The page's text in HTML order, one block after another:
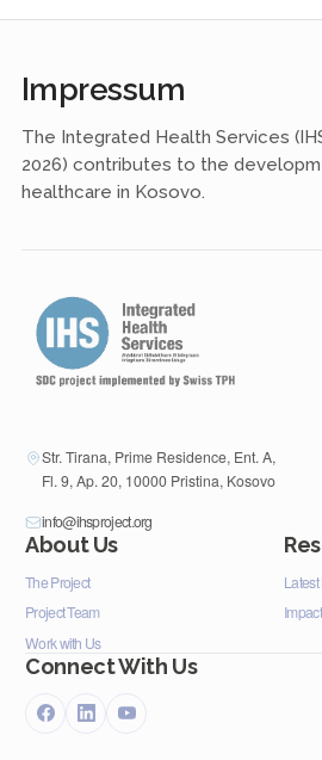
Impressum
The Integrated Health Services
2026) contributes to the
healthcare in Kosovo.
Str. Tirana, Prime Residence, Ent. A,
Fl. 9, Ap. 20, 10000 Pristina, Kosovo
info@ihsproject.org
About Us
The Project
Project Team
Work with Us
Connect With Us